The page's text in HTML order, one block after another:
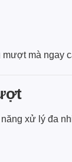
mà ngay
năng xử lý đa